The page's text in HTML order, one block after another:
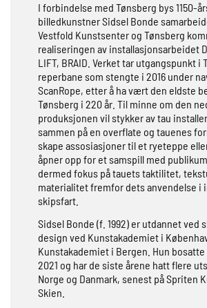
I forbindelse med Tønsberg bys 1150-
billedkunstner Sidsel Bonde
Vestfold Kunstsenter og Tønsberg
realiseringen av installasjonsarbeidet
LIFT, BRAID. Verket tar utgangspunkt i
reperbane som stengte i 2016 under
ScanRope, etter å ha vært den eldste
Tønsberg i 220 år. Til minne om den
produksjonen vil stykker av tau
sammen på en overflate og tauenes
skape assosiasjoner til et ryeteppe
åpner opp for et samspill med
dermed fokus på tauets taktilitet,
materialitet fremfor dets anvendelse i
skipsfart.
Sidsel Bonde (f. 1992) er utdannet ved
design ved Kunstakademiet i
Kunstakademiet i Bergen. Hun
2021 og har de siste årene hatt flere
Norge og Danmark, senest på Spriten
Skien.